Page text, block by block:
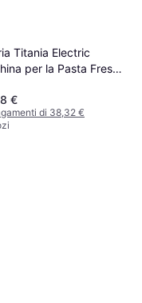
Titania Electric
per la Pasta Fresca
€
di 38,32 €